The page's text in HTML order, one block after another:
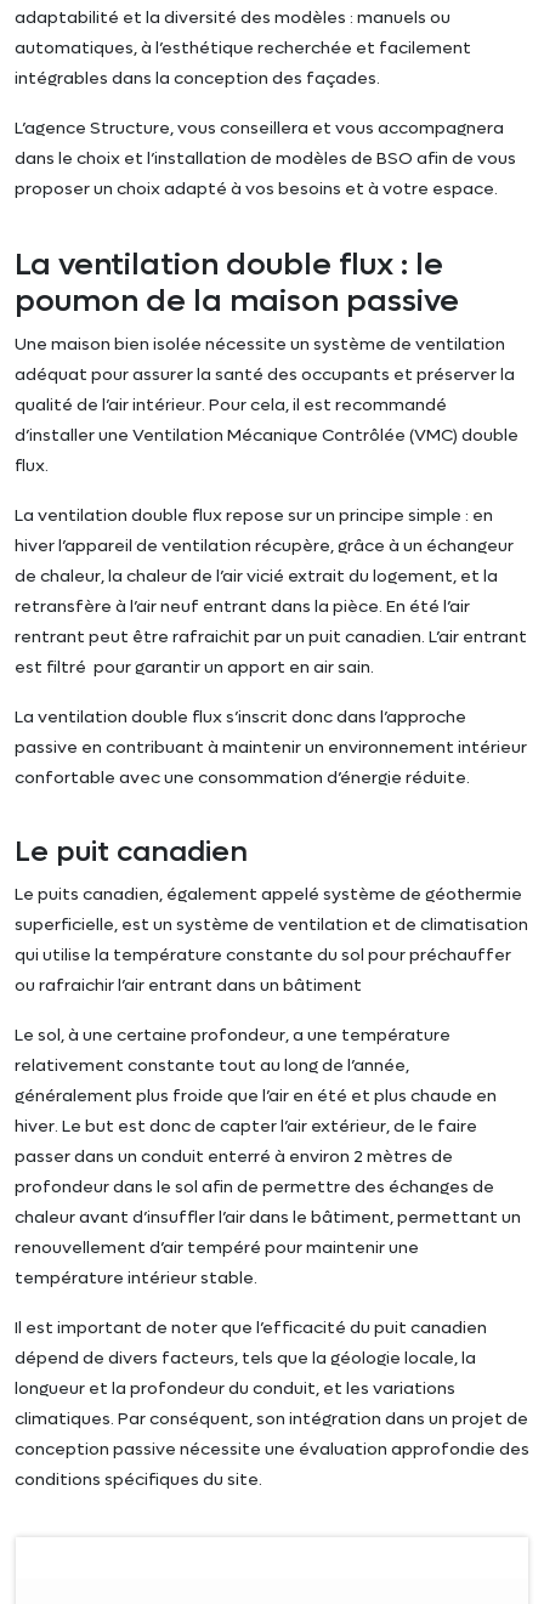
adaptabilité et la diversité des modèles : manuels ou
automatiques, à l’esthétique recherchée et facilement
intégrables dans la conception des façades.
L’agence Structure, vous conseillera et vous accompagnera
dans le choix et l’installation de modèles de BSO afin de vous
proposer un choix adapté à vos besoins et à votre espace.
La ventilation double flux : le
poumon de la maison passive
Une maison bien isolée nécessite un système de ventilation
adéquat pour assurer la santé des occupants et préserver la
qualité de l’air intérieur. Pour cela, il est recommandé
d’installer une Ventilation Mécanique Contrôlée (VMC) double
flux.
La ventilation double flux repose sur un principe simple : en
hiver l’appareil de ventilation récupère, grâce à un échangeur
de chaleur, la chaleur de l’air vicié extrait du logement, et la
retransfère à l’air neuf entrant dans la pièce. En été l’air
rentrant peut être rafraichit par un puit canadien. L’air entrant
est filtré pour garantir un apport en air sain.
La ventilation double flux s’inscrit donc dans l’approche
passive en contribuant à maintenir un environnement intérieur
confortable avec une consommation d’énergie réduite.
Le puit canadien
Le puits canadien, également appelé système de géothermie
superficielle, est un système de ventilation et de climatisation
qui utilise la température constante du sol pour préchauffer
ou rafraichir l’air entrant dans un bâtiment
Le sol, à une certaine profondeur, a une température
relativement constante tout au long de l’année,
généralement plus froide que l’air en été et plus chaude en
hiver. Le but est donc de capter l’air extérieur, de le faire
passer dans un conduit enterré à environ 2 mètres de
profondeur dans le sol afin de permettre des échanges de
chaleur avant d’insuffler l’air dans le bâtiment, permettant un
renouvellement d’air tempéré pour maintenir une
température intérieur stable.
Il est important de noter que l’efficacité du puit canadien
dépend de divers facteurs, tels que la géologie locale, la
longueur et la profondeur du conduit, et les variations
climatiques. Par conséquent, son intégration dans un projet de
conception passive nécessite une évaluation approfondie des
conditions spécifiques du site.